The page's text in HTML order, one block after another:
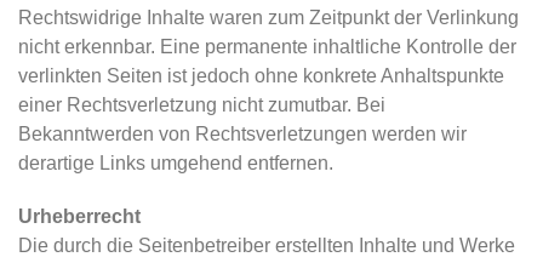
Rechtswidrige Inhalte waren zum Zeitpunkt der Verlinkung
nicht erkennbar. Eine permanente inhaltliche Kontrolle der
verlinkten Seiten ist jedoch ohne konkrete Anhaltspunkte
einer Rechtsverletzung nicht zumutbar. Bei
Bekanntwerden von Rechtsverletzungen werden wir
derartige Links umgehend entfernen.
Urheberrecht
Die durch die Seitenbetreiber erstellten Inhalte und Werke